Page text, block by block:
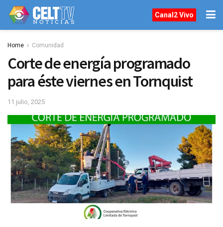
Canal2 Vivo
Home Comunidad
Corte de energía programado
para éste viernes en Tornquist
11 julio, 2025